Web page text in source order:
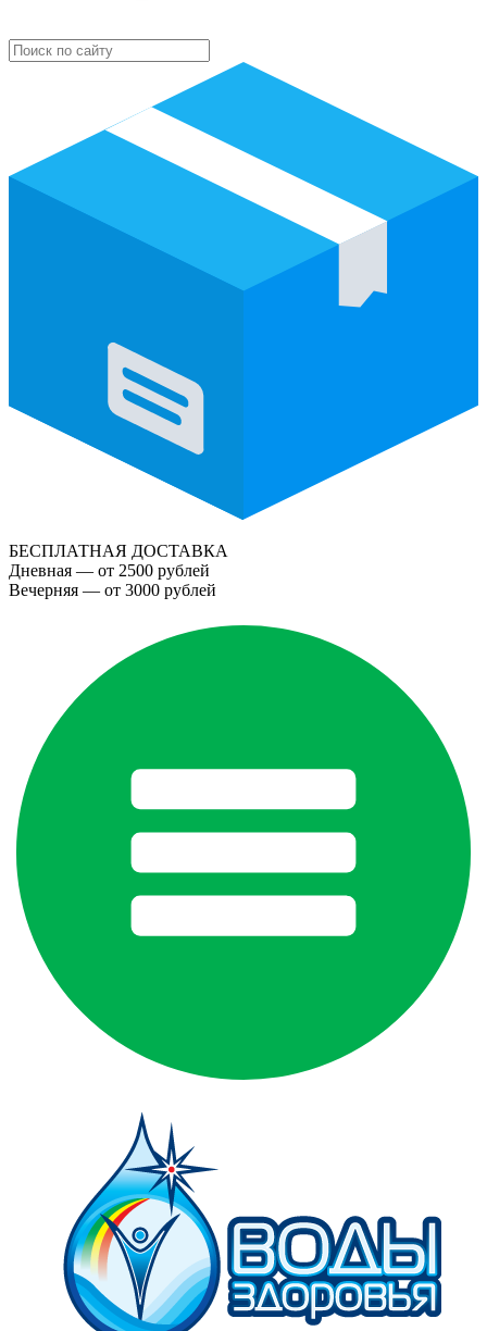
БЕСПЛАТНАЯ ДОСТАВКА
Дневная — от 2500 рублей
Вечерняя — от 3000 рублей